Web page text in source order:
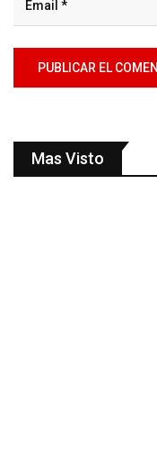
Mas Visto